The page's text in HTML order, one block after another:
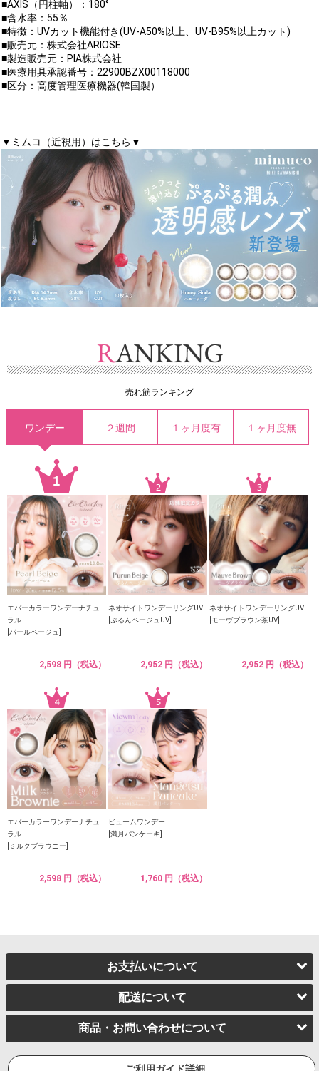
■AXIS（円柱軸）：180°
■含水率：55％
■特徴：UVカット機能付き(UV-A50%以上、UV-B95%以上カット)
■販売元：株式会社ARIOSE
■製造販売元：PIA株式会社
■医療用具承認番号：22900BZX00118000
■区分：高度管理医療機器(韓国製）
▼ミムコ（近視用）はこちら▼
売れ筋ランキング
ワンデー ２週間 １ヶ月度有 １ヶ月度無
エバーカラーワンデーナチュ
ラル
[パールベージュ]
2,598 円（税込）
ネオサイトワンデーリングUV
[ぷるんベージュUV]
2,952 円（税込）
ネオサイトワンデーリングUV
[モーヴブラウン茶UV]
2,952 円（税込）
エバーカラーワンデーナチュ
ラル
[ミルクブラウニー]
2,598 円（税込）
ビュームワンデー
[満月パンケーキ]
1,760 円（税込）
お支払いについて
配送について
商品・お問い合わせについて
ご利用ガイド詳細